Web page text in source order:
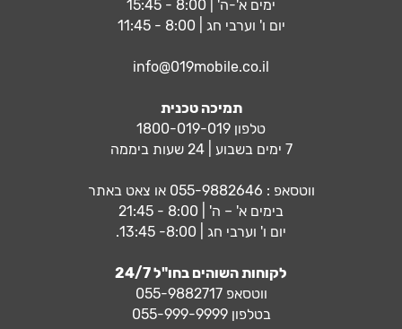
ימים א'-ה' | 8:00 - 15:45
יום ו' וערבי חג | 8:00 - 11:45
info@019mobile.co.il
תמיכה טכנית
טלפון 1800-019-019
7 ימים בשבוע | 24 שעות ביממה
ווטסאפ : 055-9882646 או צאט באתר
בימים א' – ה' | 8:00 - 21:45
יום ו' וערבי חג | 8:00- 13:45.
לקוחות השוהים בחו"ל 24/7
ווטסאפ055-9882717
בטלפון 055-999-9999